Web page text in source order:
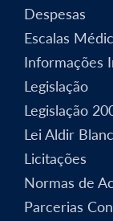
Despesas
Escalas
Informações
Legislação
Legislação
Lei Aldir Blanc
Licitações
Normas de
Parcerias